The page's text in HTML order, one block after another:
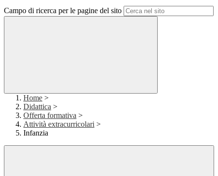
Campo di ricerca per le pagine del sito
Home >
Didattica >
Offerta formativa >
Attività extracurricolari >
Infanzia